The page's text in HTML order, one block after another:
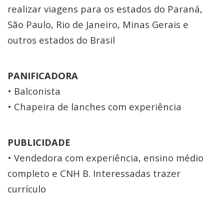
realizar viagens para os estados do Paraná,
São Paulo, Rio de Janeiro, Minas Gerais e
outros estados do Brasil
PANIFICADORA
• Balconista
• Chapeira de lanches com experiência
PUBLICIDADE
• Vendedora com experiência, ensino médio
completo e CNH B. Interessadas trazer
currículo